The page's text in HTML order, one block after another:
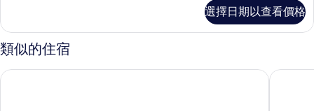
的
所
有
相
的
詳
情
的
所
相
Men
only
for
persons
選擇日期以查看價格
類似的住宿
APA 飯店 - 東新宿歌舞伎町塔 新宿區